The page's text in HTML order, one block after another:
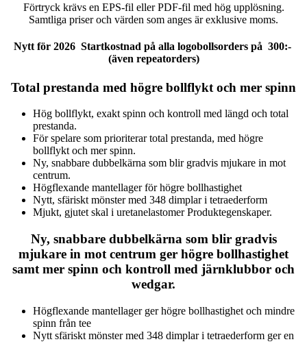
Förtryck krävs en EPS-fil eller PDF-fil med hög upplösning.
Samtliga priser och värden som anges är exklusive moms.
Nytt för 2026 Startkostnad på alla logobollsorders på 300:-
(även repeatorders)
Total prestanda med högre bollflykt och mer spinn
Hög bollflykt, exakt spinn och kontroll med längd och total
prestanda.
För spelare som prioriterar total prestanda, med högre
bollflykt och mer spinn.
Ny, snabbare dubbelkärna som blir gradvis mjukare in mot
centrum.
Högflexande mantellager för högre bollhastighet
Nytt, sfäriskt mönster med 348 dimplar i tetraederform
Mjukt, gjutet skal i uretanelastomer Produktegenskaper.
Ny, snabbare dubbelkärna som blir gradvis
mjukare in mot centrum ger högre bollhastighet
samt mer spinn och kontroll med järnklubbor och
wedgar.
Högflexande mantellager ger högre bollhastighet och mindre
spinn från tee
Nytt sfäriskt mönster med 348 dimplar i tetraederform ger en